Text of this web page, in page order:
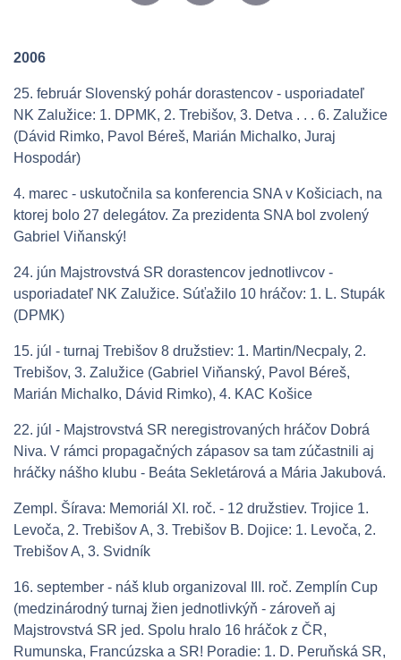
2006
25. február Slovenský pohár dorastencov - usporiadateľ
NK Zalužice: 1. DPMK, 2. Trebišov, 3. Detva . . . 6. Zalužice
(Dávid Rimko, Pavol Béreš, Marián Michalko, Juraj
Hospodár)
4. marec - uskutočnila sa konferencia SNA v Košiciach, na
ktorej bolo 27 delegátov. Za prezidenta SNA bol zvolený
Gabriel Viňanský!
24. jún Majstrovstvá SR dorastencov jednotlivcov -
usporiadateľ NK Zalužice. Súťažilo 10 hráčov: 1. L. Stupák
(DPMK)
15. júl - turnaj Trebišov 8 družstiev: 1. Martin/Necpaly, 2.
Trebišov, 3. Zalužice (Gabriel Viňanský, Pavol Béreš,
Marián Michalko, Dávid Rimko), 4. KAC Košice
22. júl - Majstrovstvá SR neregistrovaných hráčov Dobrá
Niva. V rámci propagačných zápasov sa tam zúčastnili aj
hráčky nášho klubu - Beáta Sekletárová a Mária Jakubová.
Zempl. Šírava: Memoriál XI. roč. - 12 družstiev. Trojice 1.
Levoča, 2. Trebišov A, 3. Trebišov B. Dojice: 1. Levoča, 2.
Trebišov A, 3. Svidník
16. september - náš klub organizoval III. roč. Zemplín Cup
(medzinárodný turnaj žien jednotlivkýň - zároveň aj
Majstrovstvá SR jed. Spolu hralo 16 hráčok z ČR,
Rumunska, Francúzska a SR! Poradie: 1. D. Peruňská SR,